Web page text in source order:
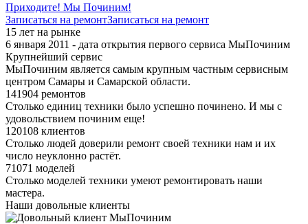
Приходите! Мы Починим!
Записаться на ремонтЗаписаться на ремонт
15 лет на рынке
6 января 2011 - дата открытия первого сервиса МыПочиним
Крупнейший сервис
МыПочиним является самым крупным частным сервисным
центром Самары и Самарской области.
141904 ремонтов
Столько единиц техники было успешно починено. И мы с
удовольствием починим еще!
120108 клиентов
Столько людей доверили ремонт своей техники нам и их
число неуклонно растёт.
71071 моделей
Столько моделей техники умеют ремонтировать наши
мастера.
Наши довольные клиенты